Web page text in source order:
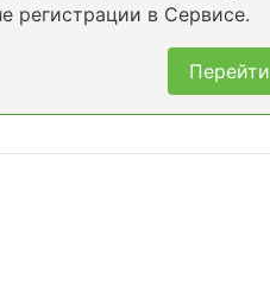
регистрации в Сервисе.
Перейти